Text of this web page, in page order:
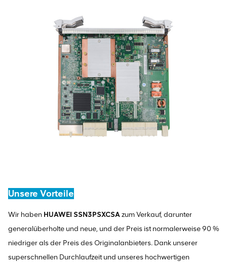
Unsere Vorteile
Wir haben HUAWEI SSN3PSXCSAzum Verkauf, darunter
generalüberholte und neue, und der Preis ist normalerweise 90 %
niedriger als der Preis des Originalanbieters. Dank unserer
superschnellen Durchlaufzeit und unseres hochwertigen